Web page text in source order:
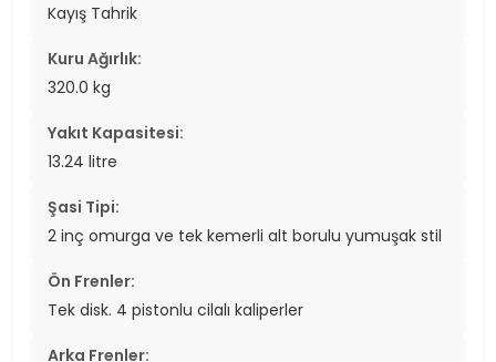
Kayış Tahrik
Kuru Ağırlık:
320.0 kg
Yakıt Kapasitesi:
13.24 litre
Şasi Tipi:
2 inç omurga ve tek kemerli alt borulu yumuşak stil
Ön Frenler:
Tek disk. 4 pistonlu cilalı kaliperler
Arka Frenler: